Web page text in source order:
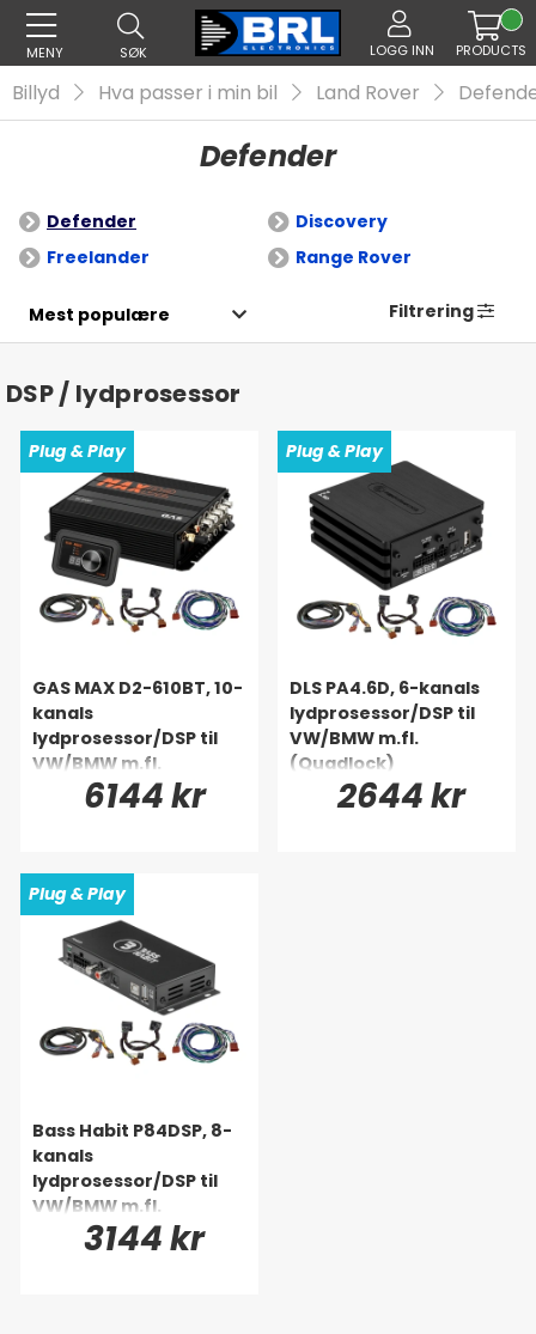
MENY SØK LOGG INN PRODUCTS
Billyd Hva passer i min bil Land Rover
Defender
Defender
Discovery
Freelander
Range Rover
Filtrering
DSP / lydprosessor
Plug & Play
GAS MAX D2-610BT, 10-
kanals
lydprosessor/DSP til
VW/BMW m.fl.
(Quadlock)
6144 kr
Plug & Play
DLS PA4.6D, 6-kanals
lydprosessor/DSP til
VW/BMW m.fl.
(Quadlock)
2644 kr
Plug & Play
Bass Habit P84DSP, 8-
kanals
lydprosessor/DSP til
VW/BMW m.fl.
(Quadlock)
3144 kr